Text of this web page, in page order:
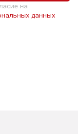
на
данных